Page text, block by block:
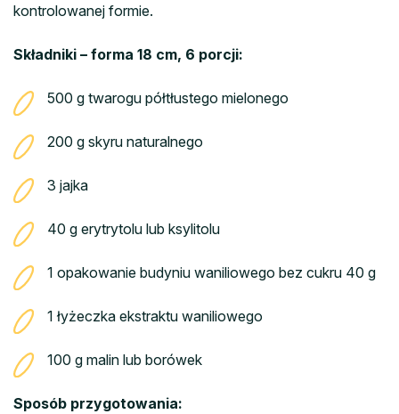
kontrolowanej formie.
Składniki – forma 18 cm, 6 porcji:
500 g twarogu półtłustego mielonego
200 g skyru naturalnego
3 jajka
40 g erytrytolu lub ksylitolu
1 opakowanie budyniu waniliowego bez cukru 40 g
1 łyżeczka ekstraktu waniliowego
100 g malin lub borówek
Sposób przygotowania: